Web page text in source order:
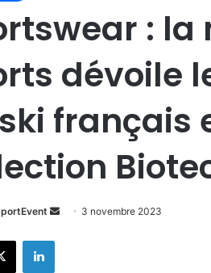
: la
dévoile
français
Envoyer3 novembre 2023
X Linkedin